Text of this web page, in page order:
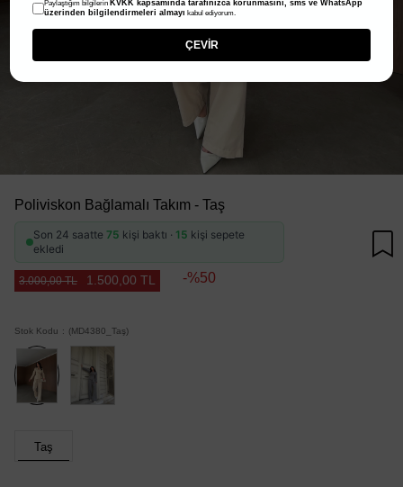
Poliviskon Bağlamalı Takım - Taş
Son 24 saatte 75 kişi baktı · 15 kişi sepete
ekledi
3.000,00 TL 1.500,00 TL 50
Stok Kodu (MD4380_Taş)
Taş
Paylaştığım bilgilerin KVKK kapsamında tarafınızca korunmasını, sms ve WhatsApp
üzerinden bilgilendirmeleri almayı kabul ediyorum.
ÇEVİR